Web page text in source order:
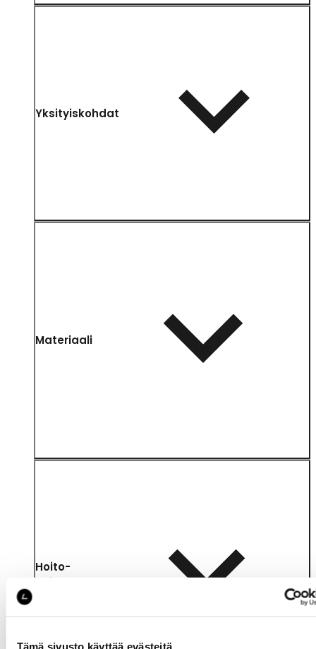
Tämä sivusto käyttää evästeitä
Yksityiskohdat
Materiaali
Hoito-
ohjeet